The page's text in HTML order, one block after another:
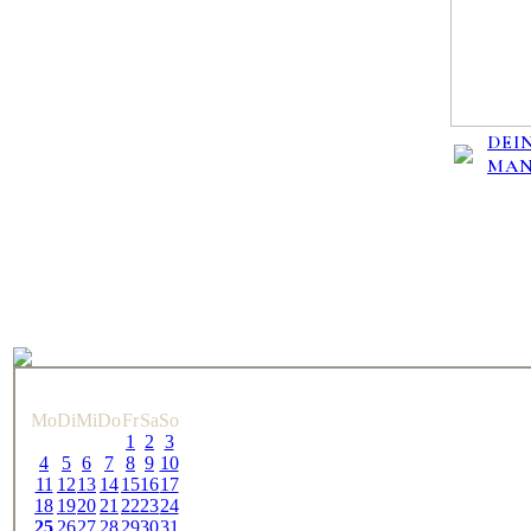
MoDiMiDoFrSaSo
1
2 3
4
5 6 7 8 9 10
11 1213 14151617
18 1920 21 222324
25 2627 28293031